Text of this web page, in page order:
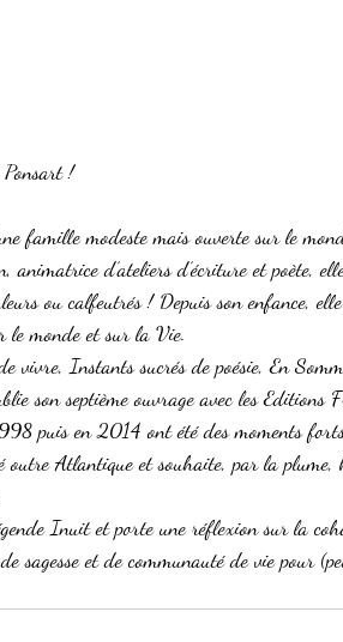
!
famille modeste mais ouverte sur le
animatrice d’ateliers d’écriture et poète,
ou calfeutrés ! Depuis son enfance,
le monde et sur la Vie.
vivre, Instants sucrés de poésie, En
son septième ouvrage avec les Editions
puis en 2014 ont été des moments
outre Atlantique et souhaite, par la
Inuit et porte une réflexion sur la
sagesse et de communauté de vie pour